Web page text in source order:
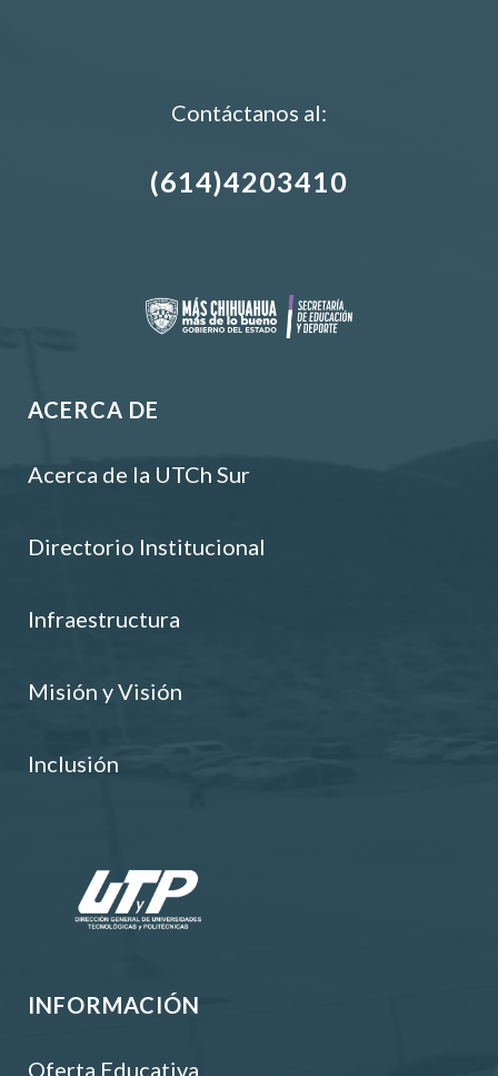
Contáctanos al:
(614)4203410
ACERCA DE
Acerca de la UTCh Sur
Directorio Institucional
Infraestructura
Misión y Visión
Inclusión
INFORMACIÓN
Oferta Educativa